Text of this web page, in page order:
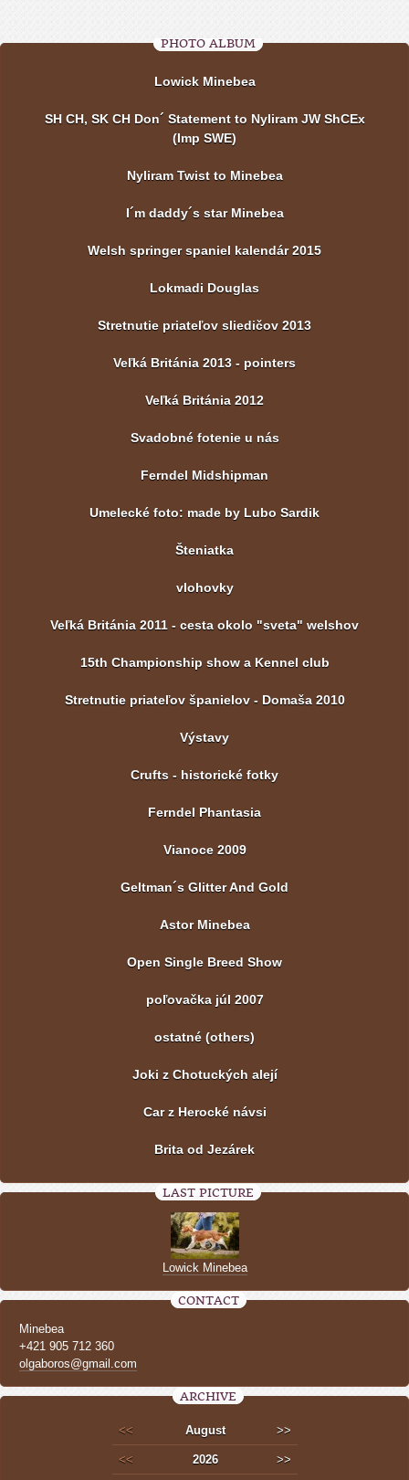
PHOTO ALBUM
Lowick Minebea
SH CH, SK CH Don´ Statement to Nyliram JW ShCEx
(Imp SWE)
Nyliram Twist to Minebea
I´m daddy´s star Minebea
Welsh springer spaniel kalendár 2015
Lokmadi Douglas
Stretnutie priateľov sliedičov 2013
Veľká Británia 2013 - pointers
Veľká Británia 2012
Svadobné fotenie u nás
Ferndel Midshipman
Umelecké foto: made by Lubo Sardik
Šteniatka
vlohovky
Veľká Británia 2011 - cesta okolo "sveta" welshov
15th Championship show a Kennel club
Stretnutie priateľov španielov - Domaša 2010
Výstavy
Crufts - historické fotky
Ferndel Phantasia
Vianoce 2009
Geltman´s Glitter And Gold
Astor Minebea
Open Single Breed Show
poľovačka júl 2007
ostatné (others)
Joki z Chotuckých alejí
Car z Herocké návsi
Brita od Jezárek
LAST PICTURE
Lowick Minebea
CONTACT
Minebea
+421 905 712 360
olgaboros@gmail.com
ARCHIVE
<< August >>
<< 2026 >>